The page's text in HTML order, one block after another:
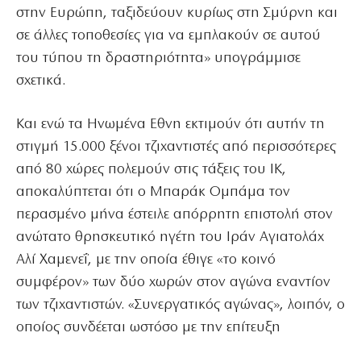
στην Ευρώπη, ταξιδεύουν κυρίως στη Σμύρνη και
σε άλλες τοποθεσίες για να εμπλακούν σε αυτού
του τύπου τη δραστηριότητα» υπογράμμισε
σχετικά.
Και ενώ τα Ηνωμένα Εθνη εκτιμούν ότι αυτήν τη
στιγμή 15.000 ξένοι τζιχαντιστές από περισσότερες
από 80 χώρες πολεμούν στις τάξεις του ΙΚ,
αποκαλύπτεται ότι ο Μπαράκ Ομπάμα τον
περασμένο μήνα έστειλε απόρρητη επιστολή στον
ανώτατο θρησκευτικό ηγέτη του Ιράν Αγιατολάχ
Αλί Χαμενεΐ, με την οποία έθιγε «το κοινό
συμφέρον» των δύο χωρών στον αγώνα εναντίον
των τζιχαντιστών. «Συνεργατικός αγώνας», λοιπόν, ο
οποίος συνδέεται ωστόσο με την επίτευξη